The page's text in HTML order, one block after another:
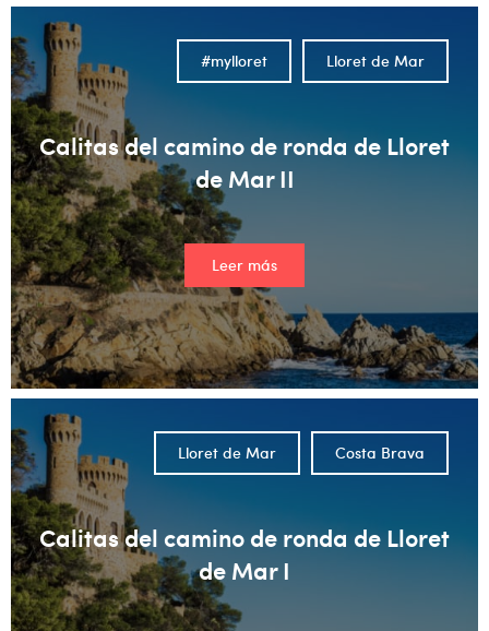
Calitas del camino de ronda de Lloret
de Mar II
Leer más
Lloret de Mar
#mylloret
Calitas del camino de ronda de Lloret
de Mar I
Costa Brava
Lloret de Mar